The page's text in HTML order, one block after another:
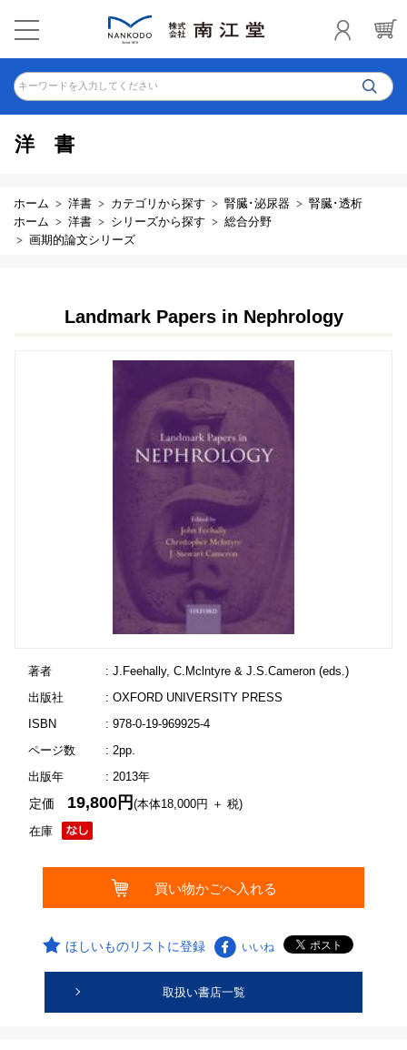
キーワードを入力してください
洋書
ホーム 洋書 カテゴリから探す 腎臓･泌尿器
腎臓･透析
ホーム
洋書 シリーズから探す
総合分野
画期的論文シリーズ
Landmark Papers in Nephrology
著者
: J.Feehally, C.Mclntyre & J.S.Cameron (eds.)
出版社
: OXFORD UNIVERSITY PRESS
ISBN
: 978-0-19-969925-4
ページ数
: 2pp.
出版年
: 2013年
在庫
定価 19,800円(本体18,000円 ＋ 税)
ほしいものリストに登録 いいね
取扱い書店一覧